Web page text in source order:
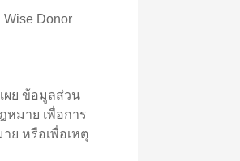
Donor
ผย ข้อมูลส่วน
หมาย เพื่อการ
ย หรือเพื่อเหตุ